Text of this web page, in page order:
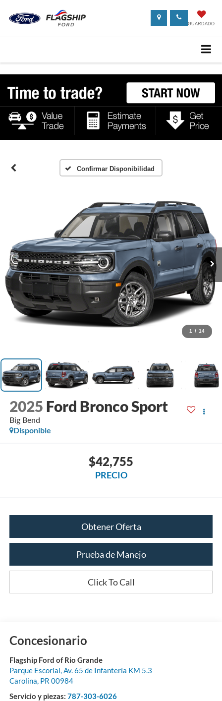
GUARDADO
Confirmar Disponibilidad
1 / 14
2025 Ford Bronco Sport
Big Bend
Disponible
$42,755
PRECIO
Obtener Oferta
Prueba de Manejo
Click To Call
Concesionario
Flagship Ford of Rio Grande
Parque Escorial, Av. 65 de Infantería KM 5.3
Carolina, PR 00984
Servicio y piezas: 787-303-6026